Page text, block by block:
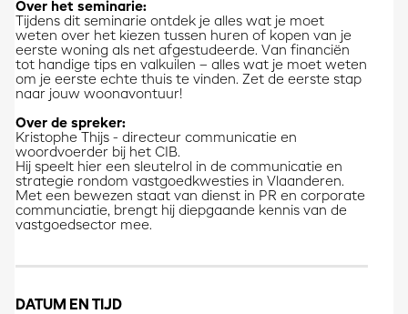
Over het seminarie:
Tijdens dit seminarie ontdek je alles wat je moet
weten over het kiezen tussen huren of kopen van je
eerste woning als net afgestudeerde. Van financiën
tot handige tips en valkuilen – alles wat je moet weten
om je eerste echte thuis te vinden. Zet de eerste stap
naar jouw woonavontuur!
Over de spreker:
Kristophe Thijs - directeur communicatie en
woordvoerder bij het CIB.
Hij speelt hier een sleutelrol in de communicatie en
strategie rondom vastgoedkwesties in Vlaanderen.
Met een bewezen staat van dienst in PR en corporate
communciatie, brengt hij diepgaande kennis van de
vastgoedsector mee.
DATUM EN TIJD